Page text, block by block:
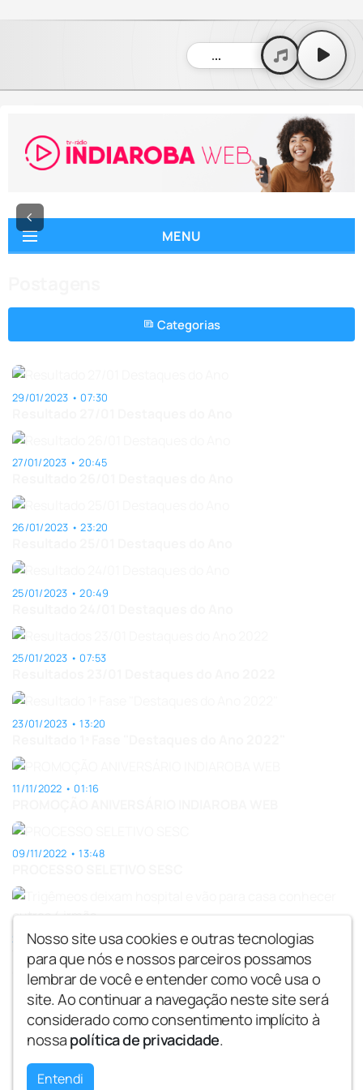
...
MENU
Categorias
29/01/2023 • 07:30
27/01/2023 • 20:45
26/01/2023 • 23:20
25/01/2023 • 20:49
25/01/2023 • 07:53
23/01/2023 • 13:20
11/11/2022 • 01:16
09/11/2022 • 13:48
29/01/2021 • 21:20
Trigêmeos deixam hospital e vão para casa conhecer
outras 4 irmãs
1 2 3 4 5
direitos reservados.
Nosso site usa cookies e outras tecnologias
para que nós e nossos parceiros possamos
lembrar de você e entender como você usa o
site. Ao continuar a navegação neste site será
considerado como consentimento implícito à
nossa política de privacidade.
Entendi